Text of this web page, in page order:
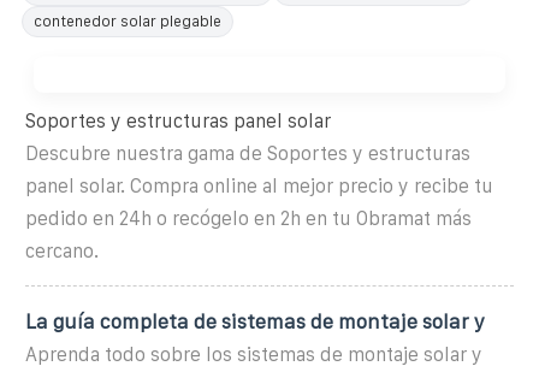
contenedor solar plegable
Soportes y estructuras panel solar
Descubre nuestra gama de Soportes y estructuras
panel solar. Compra online al mejor precio y recibe tu
pedido en 24h o recógelo en 2h en tu Obramat más
cercano.
La guía completa de sistemas de montaje solar y
Aprenda todo sobre los sistemas de montaje solar y